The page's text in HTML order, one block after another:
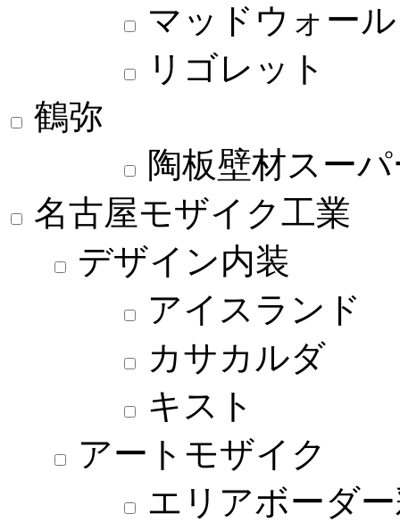
マッドウォール
リゴレット
鶴弥
陶板壁材スー
名古屋モザイク工業
デザイン内装
アイスランド
カサカルダ
キスト
アートモザイク
エリアボーダ